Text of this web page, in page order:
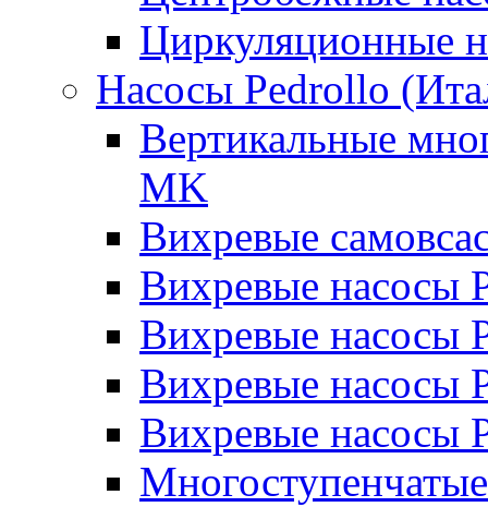
Циркуляционные
Насосы Pedrollo
Вертикальные
MK
Вихревые
Вихревые насосы
Вихревые насосы
Вихревые насосы
Вихревые насосы